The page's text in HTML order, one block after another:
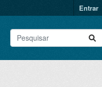
Entrar